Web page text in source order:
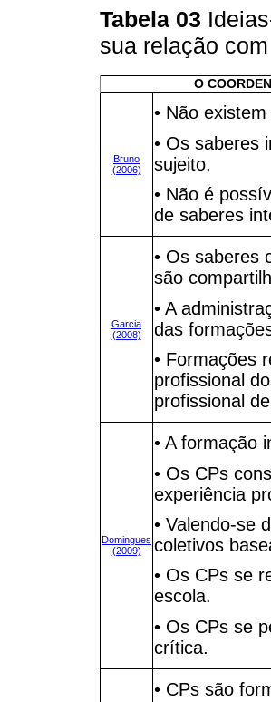
Tabela 03
sua relação
O
Bruno
(2006)
• Não
• Os saberes
sujeito.
• Não é
de saberes
Garcia
(2008)
• Os saberes
são
• A
das
• Formações
profissional
profissional
Domingues
(2009)
• A formação
• Os CPs
experiência
• Valendo-se
coletivos
• Os CPs se
escola.
• Os CPs se
crítica.
• CPs são